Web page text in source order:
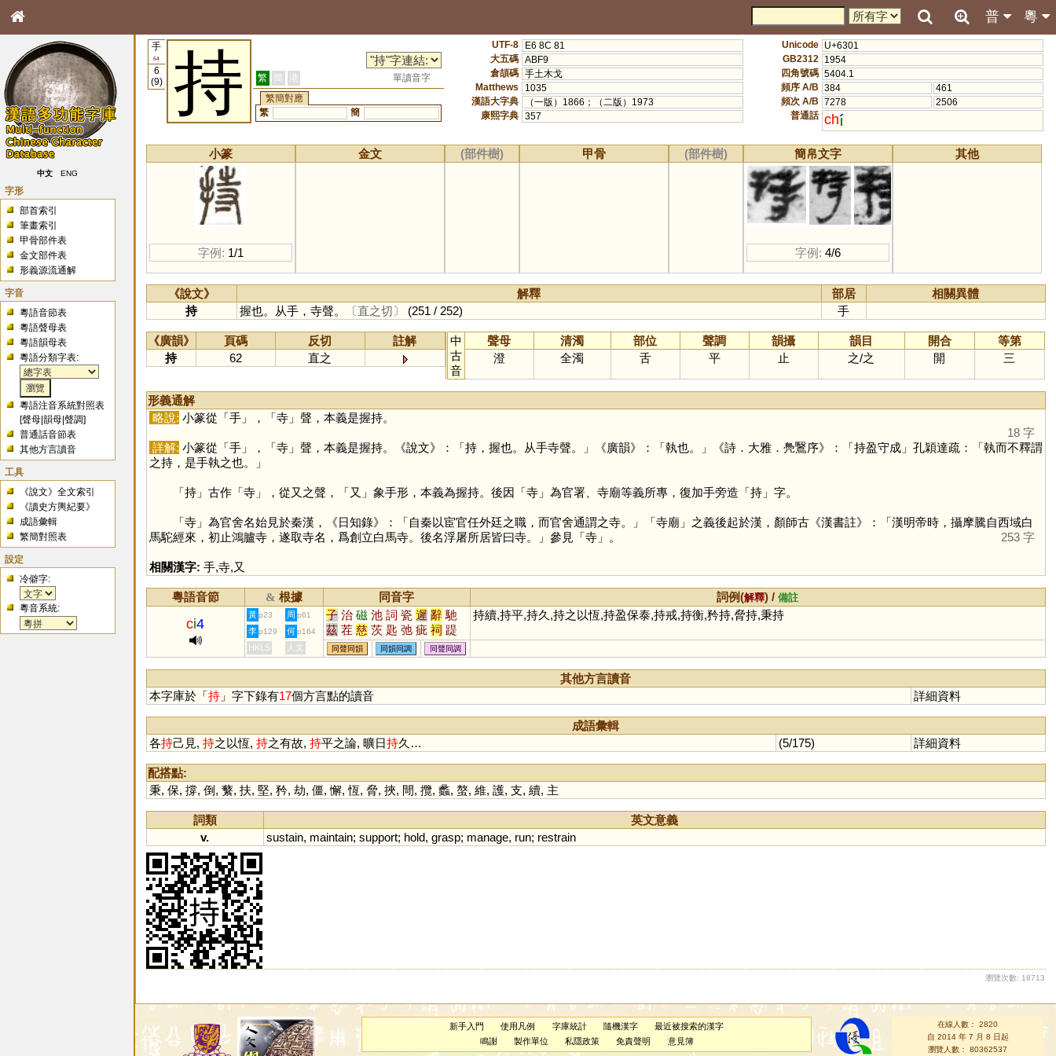
粵
普
中文 ENG
字形
部首索引
筆畫索引
甲骨部件表
金文部件表
形義源流通解
字音
粵語音節表
粵語聲母表
粵語韻母表
粵語分類字表:
粵語注音系統對照表
[聲母 |韻母 |聲調]
普通話音節表
其他方言讀音
工具
《說文》全文索引
《讀史方輿紀要》
成語彙輯
繁簡對照表
設定
冷僻字:
粵音系統:
手
64
6
(9)
持 繁 簡 港
單讀音字
繁簡對應
繁
簡
UTF-8
E6 8C 81
大五碼 ABF9
倉頡碼 手土木戈
Matthews
1035
漢語大字典
（一版）1866；（二版）1973
康熙字典 357
Unicode U+6301
GB2312
1954
四角號碼 5404.1
頻序 A/B 384
461
頻次 A/B 7278
2506
普通話 ch
小篆
字例: 1/1
金文 (部件樹) 甲骨 (部件樹) 簡帛文字
字例: 4/6
其他
《說文》 解釋 部居
相關異體
持
握也。从手，寺聲。 〔直之切〕 (251 / 252) 手
《廣韻》 頁碼 反切
註解
持
62 直之
中
古
音
聲母 清濁 部位 聲調 韻攝 韻目 開合
等第
澄
全濁 舌 平 止 之/之 開 三
形義通解
略說: 小篆從「手」，「寺」聲，本義是握持。
18 字
詳解: 小篆從「手」，「寺」聲，本義是握持。《說文》：「持，握也。从手寺聲。」《廣韻》：「執也。」《詩．大雅．鳧鷖序》：「持盈守成」孔穎達疏：「執而不釋謂
之持，是手執之也。」
「持」古作「寺」，從又之聲，「又 」象手形，本義為握持。後因「寺」為官署、寺廟等義所專，復加手旁造「持」字。
「寺」為官舍名始見於秦漢，《日知錄》：「自秦以宦官任外廷之職，而官舍通謂之寺。」「寺廟」之義後起於漢，顏師古《漢書註》：「漢明帝時，攝摩騰自西域白
馬駝經來，初止鴻臚寺，遂取寺名，爲創立白馬寺。後名浮屠所居皆曰寺。」參見「寺」。 253 字
相關漢字: 手,寺,又
粵語音節 & 根據 同音字 詞例(解釋) /備註
ci4
黃 p23 周 p61 子 治 磁 池 詞 瓷 遲 辭 馳
茲 茬 慈 茨 匙 弛 疵 祠 踶
訾 臍 薺 泜 踟 餈 茈 鶿 墀
茌 澬 坻 歭 蚳 箈 箎 篪 薋
漦 濨 荎 沶 徲 嬨 柌 貾 跢
迡 謘 鈶
持續,持平,持久,持之以恆,持盈保泰,持戒,持衡,矜持,脅持,秉持
李 p129 何 p164
HKLS 人文 同聲同韻 同韻同調 同聲同調
其他方言讀音
本字庫於「持」字下錄有17個方言點的讀音 詳細資料
成語彙輯
各持己見, 持之以恆, 持之有故, 持平之論, 曠日持久… (5/175) 詳細資料
配搭點:
秉, 保, 撐, 倒, 蘩, 扶, 堅, 矜, 劫, 僵,懈,恆, 脅, 挾, 閜, 攬, 蠡, 螯, 維, 護, 支, 續, 主
詞類
英文意義
v.
sustain, maintain; support; hold, grasp; manage, run; restrain
瀏覽次數: 18713
新手入門 使用凡例 字庫統計 隨機漢字
最近被搜索的漢字
鳴謝
製作單位 私隱政策 免責聲明 意見簿
在線人數： 2820
自 2014 年 7 月 8 日起
瀏覽人數： 80362537